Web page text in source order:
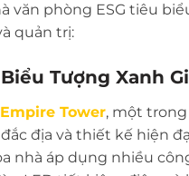
văn phòng ESG tiêu
quản trị:
Tượng Xanh
Tower, một
địa và thiết kế hiện
nhà áp dụng nhiều